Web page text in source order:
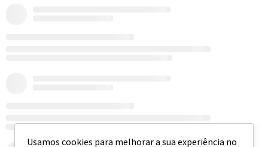
Usamos cookies para melhorar a sua experiência no